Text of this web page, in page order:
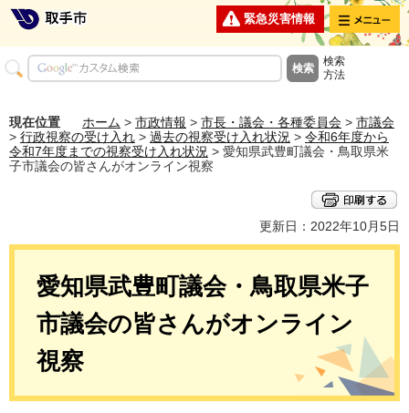
緊急災害情報 メニュー
検索
方法
現在位置 ホーム > 市政情報 > 市長・議会・各種委員会 > 市議会
> 行政視察の受け入れ > 過去の視察受け入れ状況 > 令和6年度から
令和7年度までの視察受け入れ状況 > 愛知県武豊町議会・鳥取県米
子市議会の皆さんがオンライン視察
更新日：2022年10月5日
愛知県武豊町議会・鳥取県米子
市議会の皆さんがオンライン
視察